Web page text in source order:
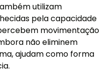
utilizam
pela capacidade
movimentação
não eliminem
ajudam como forma